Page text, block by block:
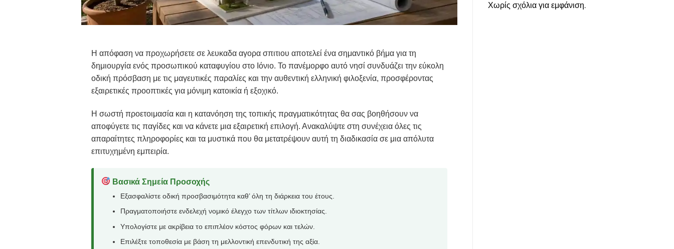
Η απόφαση να προχωρήσετε σε λευκαδα αγορα σπιτιου αποτελεί ένα σημαντικό βήμα για τη
δημιουργία ενός προσωπικού καταφυγίου στο Ιόνιο. Το πανέμορφο αυτό νησί συνδυάζει την εύκολη
οδική πρόσβαση με τις μαγευτικές παραλίες και την αυθεντική ελληνική φιλοξενία, προσφέροντας
εξαιρετικές προοπτικές για μόνιμη κατοικία ή εξοχικό.
Η σωστή προετοιμασία και η κατανόηση της τοπικής πραγματικότητας θα σας βοηθήσουν να
αποφύγετε τις παγίδες και να κάνετε μια εξαιρετική επιλογή. Ανακαλύψτε στη συνέχεια όλες τις
απαραίτητες πληροφορίες και τα μυστικά που θα μετατρέψουν αυτή τη διαδικασία σε μια απόλυτα
επιτυχημένη εμπειρία.
Βασικά Σημεία Προσοχής
Εξασφαλίστε οδική προσβασιμότητα καθ’ όλη τη διάρκεια του έτους.
Πραγματοποιήστε ενδελεχή νομικό έλεγχο των τίτλων ιδιοκτησίας.
Υπολογίστε με ακρίβεια το επιπλέον κόστος φόρων και τελών.
Επιλέξτε τοποθεσία με βάση τη μελλοντική επενδυτική της αξία.
Χωρίς σχόλια για εμφάνιση.